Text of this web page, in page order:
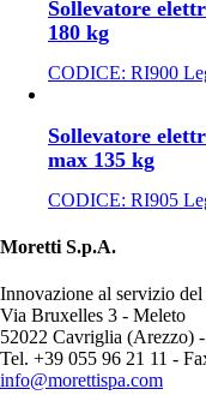
Sollevatore
180 kg
CODICE: RI900
Sollevatore
max 135 kg
CODICE: RI905
Moretti S.p.A.
Innovazione al servizio
Via Bruxelles 3 - Meleto
52022 Cavriglia (Arezzo)
Tel. +39 055 96 21 11 -
info@morettispa.com